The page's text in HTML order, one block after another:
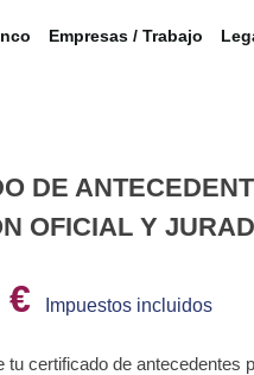
Empresas / Trabajo
DE
OFICIAL Y
€ Impuestos incluidos
tu certificado de antecedentes